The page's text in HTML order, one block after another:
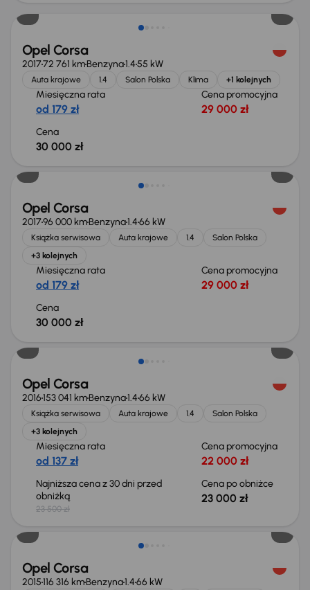
Opel Corsa
201772 761 kmBenzyna1.455 kW
Auta krajowe 1.4 Salon Polska Klima +1 kolejnych
Miesięczna rata
od 179 zł
Cena promocyjna
29 000 zł
Cena
30 000 zł
Opel Corsa
201796 000 kmBenzyna1.466 kW
Książka serwisowa Auta krajowe 1.4
Salon Polska
+3 kolejnych
Miesięczna rata
od 179 zł
Cena promocyjna
29 000 zł
Cena
30 000 zł
Opel Corsa
2016153 041 kmBenzyna1.466 kW
Książka serwisowa Auta krajowe 1.4
Salon Polska
+3 kolejnych
Miesięczna rata
od 137 zł
Cena promocyjna
22 000 zł
Najniższa cena z 30 dni przed
obniżką
23 500 zł
Cena po obniżce
23 000 zł
Opel Corsa
2015116 316 kmBenzyna1.466 kW